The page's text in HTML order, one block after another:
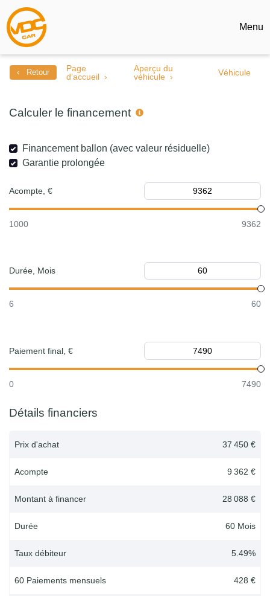
Menu
‹ Retour
Page
d’accueil
Aperçu du
véhicule
Véhicule
Calculer le financement
Financement ballon (avec valeur résiduelle)
Garantie prolongée
Acompte, €
1000 9362
Durée, Mois
6 60
Paiement final, €
0 7490
Détails financiers
Prix d'achat 37 450 €
Acompte 9 362 €
Montant à financer 28 088 €
Durée 60 Mois
Taux débiteur 5.49%
60 Paiements mensuels 428 €